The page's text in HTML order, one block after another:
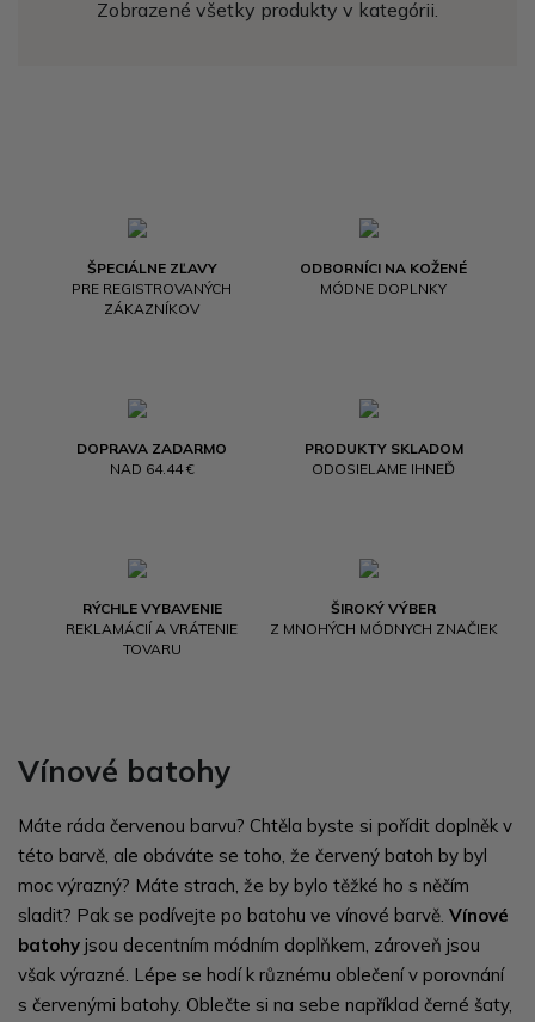
Zobrazené všetky produkty v kategórii.
ŠPECIÁLNE ZĽAVY
PRE REGISTROVANÝCH
ZÁKAZNÍKOV
ODBORNÍCI NA KOŽENÉ
MÓDNE DOPLNKY
DOPRAVA ZADARMO
NAD 64.44 €
PRODUKTY SKLADOM
ODOSIELAME IHNEĎ
RÝCHLE VYBAVENIE
REKLAMÁCIÍ A VRÁTENIE
TOVARU
ŠIROKÝ VÝBER
Z MNOHÝCH MÓDNYCH ZNAČIEK
Vínové batohy
Máte ráda červenou barvu? Chtěla byste si pořídit doplněk v
této barvě, ale obáváte se toho, že červený batoh by byl
moc výrazný? Máte strach, že by bylo těžké ho s něčím
sladit? Pak se podívejte po batohu ve vínové barvě. Vínové
batohy jsou decentním módním doplňkem, zároveň jsou
však výrazné. Lépe se hodí k různému oblečení v porovnání
s červenými batohy. Oblečte si na sebe například černé šaty,